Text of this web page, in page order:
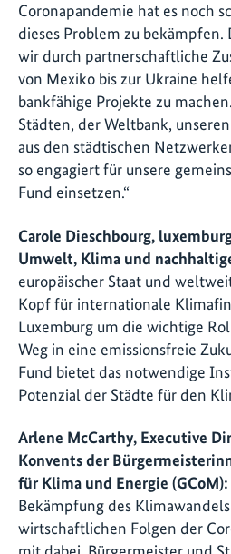
Coronapandemie hat es noch
dieses Problem zu bekämpfen.
wir durch partnerschaftliche
von Mexiko bis zur Ukraine
bankfähige Projekte zu
Städten, der Weltbank,
aus den städtischen
so engagiert für unsere
Fund einsetzen.“
Carole Dieschbourg,
Umwelt, Klima und
europäischer Staat und
Kopf für internationale
Luxemburg um die wichtige
Weg in eine emissionsfreie
Fund bietet das notwendige
Potenzial der Städte für den
Arlene McCarthy, Executive
Konvents der
für Klima und Energie (GCoM):
Bekämpfung des
wirtschaftlichen Folgen der